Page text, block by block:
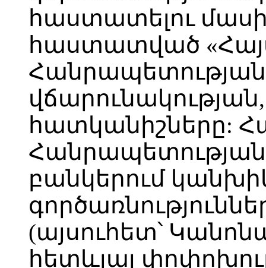
հաստատելու
հաստատված
հատկանիշները:
բանկերում
(այսուհետ՝
հետևյալ